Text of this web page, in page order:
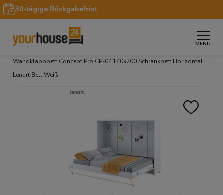
30-tägige Rückgabefrist
MENÜ
Startseite » Möbel
Wandklappbett Concept Pro CP-04 140x200 Schrankbett Horizontal
Lenart Bett Weiß